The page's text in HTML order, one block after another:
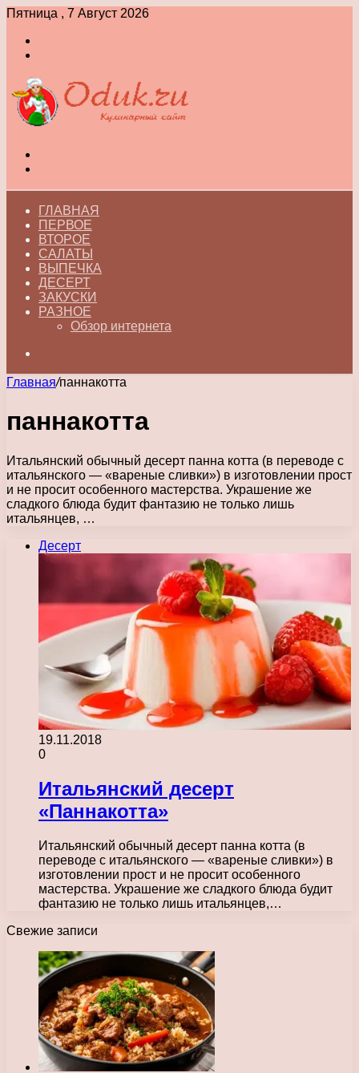
Пятница , 7 Август 2026
ГЛАВНАЯ
ПЕРВОЕ
ВТОРОЕ
САЛАТЫ
ВЫПЕЧКА
ДЕСЕРТ
ЗАКУСКИ
РАЗНОЕ
Обзор интернета
Главная/паннакотта
паннакотта
Итальянский обычный десерт панна котта (в переводе с
итальянского — «вареные сливки») в изготовлении прост
и не просит особенного мастерства. Украшение же
сладкого блюда будит фантазию не только лишь
итальянцев, …
Десерт
19.11.2018
0
Итальянский десерт
«Паннакотта»
Итальянский обычный десерт панна котта (в
переводе с итальянского — «вареные сливки») в
изготовлении прост и не просит особенного
мастерства. Украшение же сладкого блюда будит
фантазию не только лишь итальянцев,…
Свежие записи